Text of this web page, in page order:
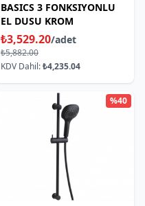
BASICS 3 FONKSIYONLU
EL DUSU KROM
₺3,529.20/adet
₺5,882.00
KDV Dahil:₺4,235.04
%40